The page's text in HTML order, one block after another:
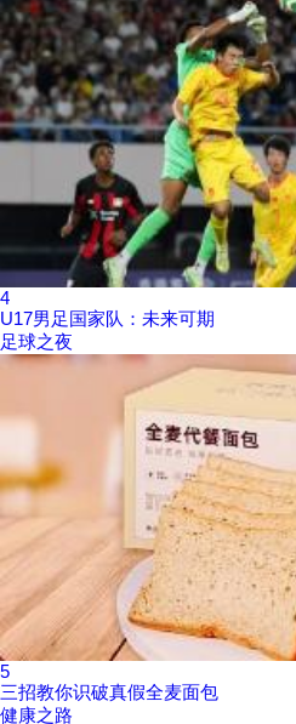
4
U17男足国家队：未来可期
足球之夜
5
三招教你识破真假全麦面包
健康之路